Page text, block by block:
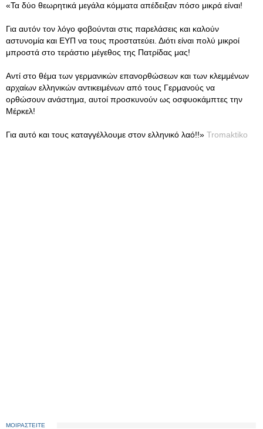
«Τα δύο θεωρητικά μεγάλα κόμματα απέδειξαν πόσο μικρά είναι!
Για αυτόν τον λόγο φοβούνται στις παρελάσεις και καλούν
αστυνομία και ΕΥΠ να τους προστατεύει. Διότι είναι πολύ μικροί
μπροστά στο τεράστιο μέγεθος της Πατρίδας μας!
Αντί στο θέμα των γερμανικών επανορθώσεων και των κλεμμένων
αρχαίων ελληνικών αντικειμένων από τους Γερμανούς να
ορθώσουν ανάστημα, αυτοί προσκυνούν ως οσφυοκάμπτες την
Μέρκελ!
Για αυτό και τους καταγγέλλουμε στον ελληνικό λαό!!» Tromaktiko
ΜΟΙΡΑΣΤΕΙΤΕ